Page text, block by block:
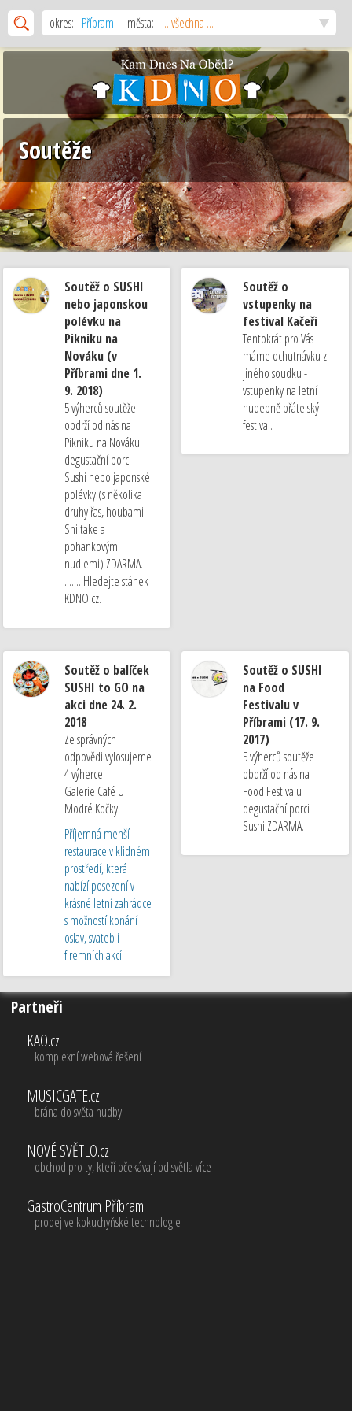
okres: Příbram města: ... všechna ...
Soutěže
Soutěž o SUSHI
nebo japonskou
polévku na
Pikniku na
Nováku (v
Příbrami dne 1.
9. 2018)
5 výherců soutěže
obdrží od nás na
Pikniku na Nováku
degustační porci
Sushi nebo japonské
polévky (s několika
druhy řas, houbami
Shiitake a
pohankovými
nudlemi) ZDARMA.
....... Hledejte stánek
KDNO.cz.
Soutěž o
vstupenky na
festival Kačeři
Tentokrát pro Vás
máme ochutnávku z
jiného soudku -
vstupenky na letní
hudebně přátelský
festival.
Soutěž o balíček
SUSHI to GO na
akci dne 24. 2.
2018
Ze správných
odpovědi vylosujeme
4 výherce.
Galerie Café U
Modré Kočky
Příjemná menší
restaurace v klidném
prostředí, která
nabízí posezení v
krásné letní zahrádce
s možností konání
oslav, svateb i
firemních akcí.
Soutěž o SUSHI
na Food
Festivalu v
Příbrami (17. 9.
2017)
5 výherců soutěže
obdrží od nás na
Food Festivalu
degustační porci
Sushi ZDARMA.
Partneři
KAO.cz
komplexní webová řešení
MUSICGATE.cz
brána do světa hudby
NOVÉ SVĚTLO.cz
obchod pro ty, kteří očekávají od světla více
GastroCentrum Příbram
prodej velkokuchyňské technologie